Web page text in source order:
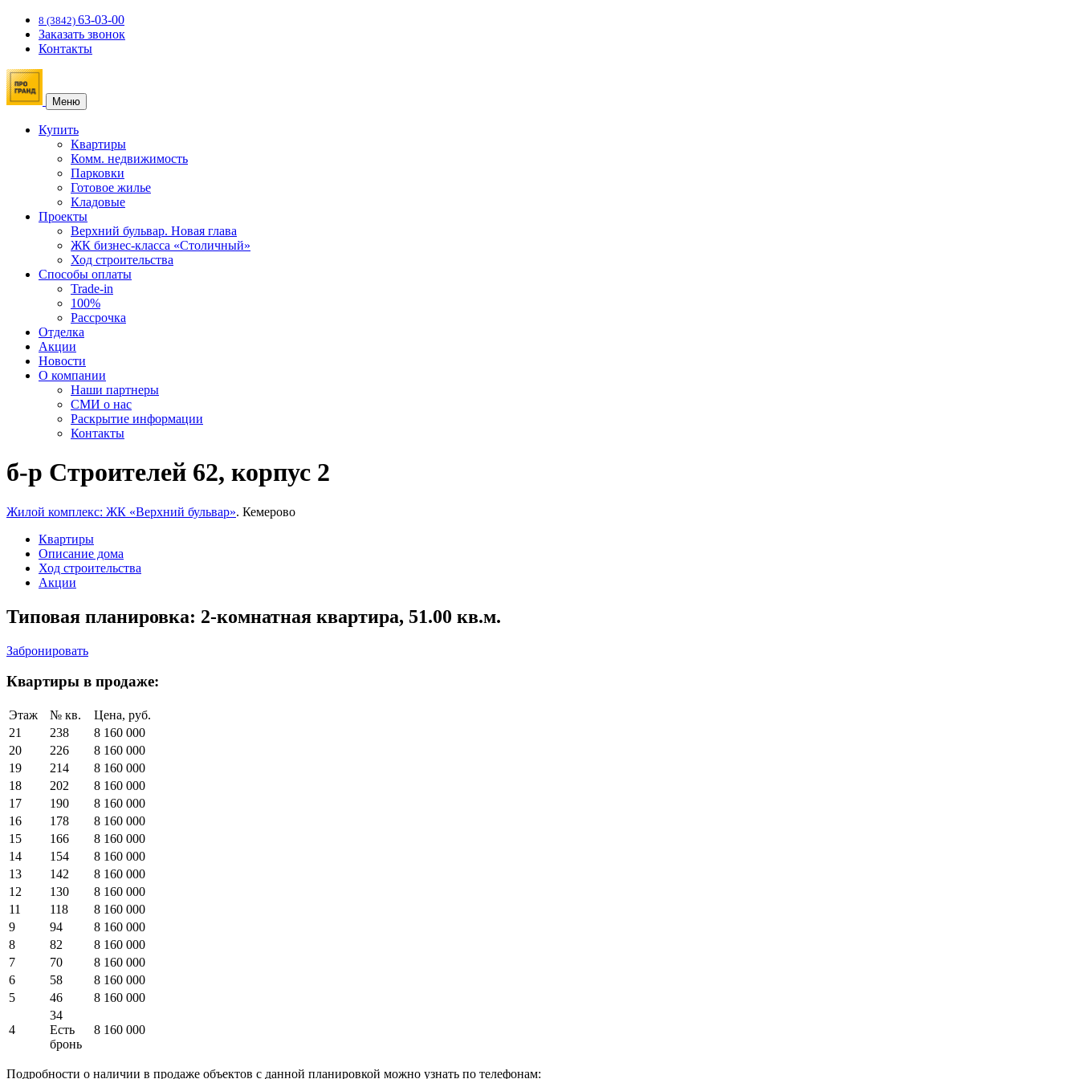
8 (3842) 63-03-00
Заказать звонок
Контакты
Меню
Купить
Квартиры
Комм. недвижимость
Парковки
Готовое жилье
Кладовые
Проекты
Верхний бульвар. Новая глава
ЖК бизнес-класса «Столичный»
Ход строительства
Способы оплаты
Trade-in
100%
Рассрочка
Отделка
Акции
Новости
О компании
Наши партнеры
СМИ о нас
Раскрытие информации
Контакты
б-р Строителей 62, корпус 2
Жилой комплекс: ЖК «Верхний бульвар». Кемерово
Квартиры
Описание дома
Ход строительства
Акции
Типовая планировка: 2-комнатная квартира, 51.00 кв.м.
Забронировать
Квартиры в продаже:
Этаж № кв.
Цена, руб.
21
238
8 160 000
20
226
8 160 000
19
214
8 160 000
18
202
8 160 000
17
190
8 160 000
16
178
8 160 000
15
166
8 160 000
14
154
8 160 000
13
142
8 160 000
12
130
8 160 000
11
118
8 160 000
9
94
8 160 000
8
82
8 160 000
7
70
8 160 000
6
58
8 160 000
5
46 8 160 000
4
34
Есть
бронь
8 160 000
Подробности о наличии в продаже объектов с данной планировкой можно узнать по телефонам: